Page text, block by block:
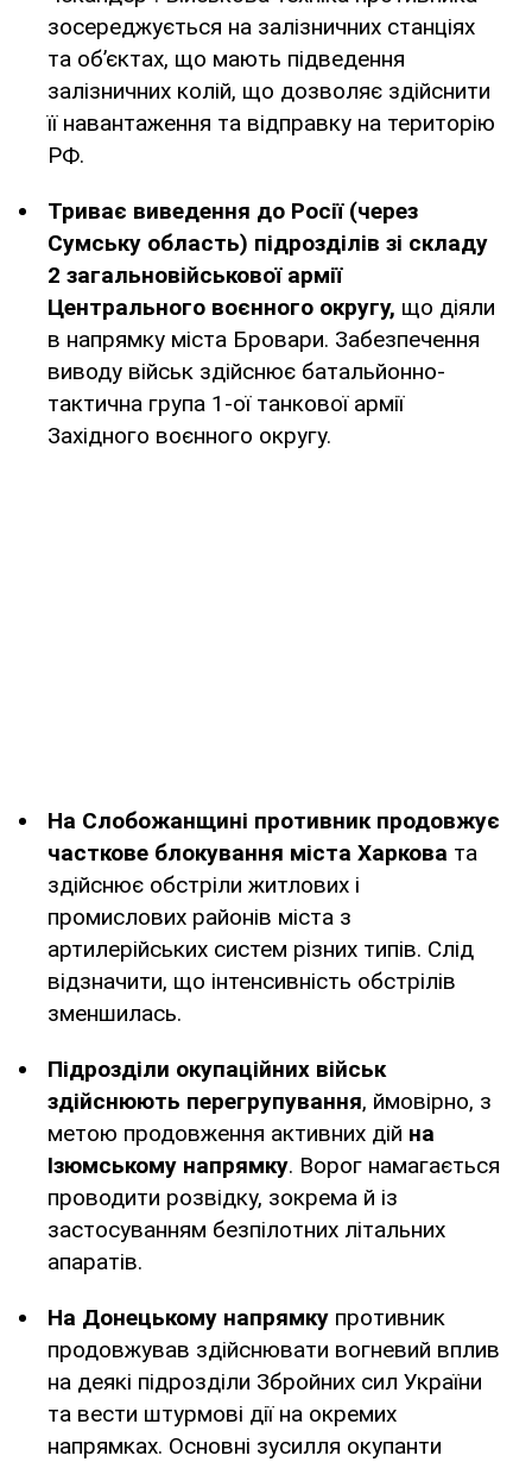
зосереджується на залізничних станціях
та об’єктах, що мають підведення
залізничних колій, що дозволяє здійснити
її навантаження та відправку на територію
РФ.
Триває виведення до Росії (через
Сумську область) підрозділів зі складу
2 загальновійськової армії
Центрального воєнного округу, що діяли
в напрямку міста Бровари. Забезпечення
виводу військ здійснює батальйонно-
тактична група 1-ої танкової армії
Західного воєнного округу.
На Слобожанщині противник продовжує
часткове блокування міста Харкова та
здійснює обстріли житлових і
промислових районів міста з
артилерійських систем різних типів. Слід
відзначити, що інтенсивність обстрілів
зменшилась.
Підрозділи окупаційних військ
здійснюють перегрупування, ймовірно, з
метою продовження активних дій на
Ізюмському напрямку. Ворог намагається
проводити розвідку, зокрема й із
застосуванням безпілотних літальних
апаратів.
На Донецькому напрямку противник
продовжував здійснювати вогневий вплив
на деякі підрозділи Збройних сил України
та вести штурмові дії на окремих
напрямках. Основні зусилля окупанти